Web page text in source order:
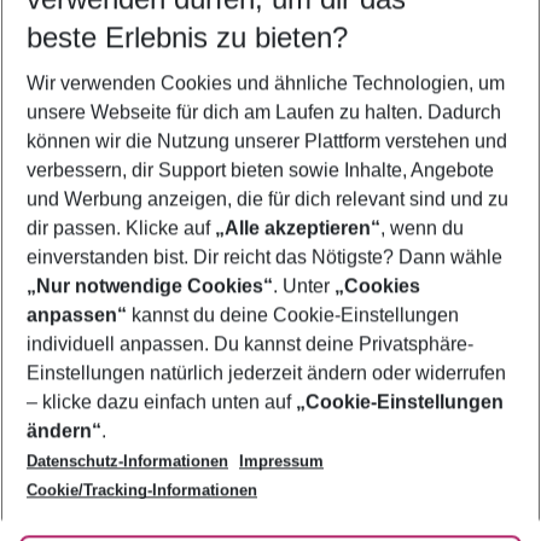
5-8 Nächte
2 Erwachsene Keine Kinder
Mehr Filter anzeigen
Footer
Footer navigation
Über uns
AGB
Bestpreisgarantie
Cookie-Einstellungen ändern
Cookie-Richtlinie
Agenturbetreuung
Barrierefreies Reisen
Folge uns
beste Erlebnis zu bieten?
Wir verwenden Cookies und ähnliche Technologien, um
unsere Webseite für dich am Laufen zu halten. Dadurch
können wir die Nutzung unserer Plattform verstehen und
verbessern, dir Support bieten sowie Inhalte, Angebote
und Werbung anzeigen, die für dich relevant sind und zu
dir passen. Klicke auf „Alle akzeptieren“, wenn du
einverstanden bist. Dir reicht das Nötigste? Dann wähle
„Nur notwendige Cookies“. Unter „Cookies
anpassen“ kannst du deine Cookie-Einstellungen
individuell anpassen. Du kannst deine Privatsphäre-
Einstellungen natürlich jederzeit ändern oder widerrufen
– klicke dazu einfach unten auf „Cookie-Einstellungen
ändern“.
Datenschutz-Informationen
Impressum
Cookie/Tracking-Informationen